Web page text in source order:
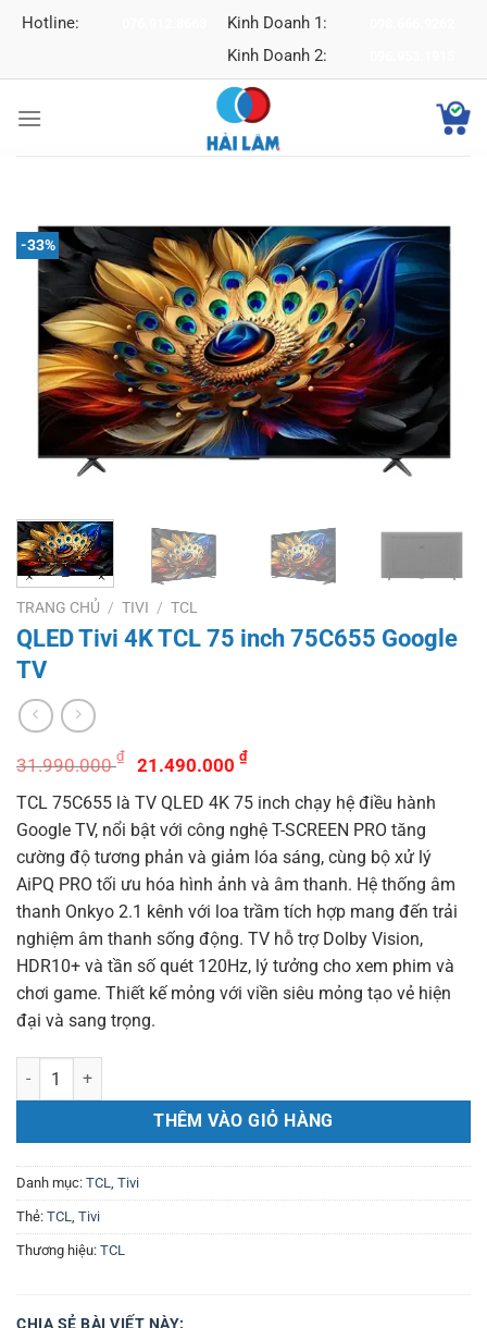
Hotline: Kinh Doanh 1:
Kinh Doanh 2:
-33%
TRANG CHỦ / TIVI / TCL
QLED Tivi 4K TCL 75 inch 75C655 Google
TV
31.990.000₫
Giá
gốc
là:
31.990.000 ₫.
21.490.000₫Giá
hiện
tại
là:
21.490.000 ₫.
TCL 75C655 là TV QLED 4K 75 inch chạy hệ điều hành
Google TV, nổi bật với công nghệ T-SCREEN PRO tăng
cường độ tương phản và giảm lóa sáng, cùng bộ xử lý
AiPQ PRO tối ưu hóa hình ảnh và âm thanh. Hệ thống âm
thanh Onkyo 2.1 kênh với loa trầm tích hợp mang đến trải
nghiệm âm thanh sống động. TV hỗ trợ Dolby Vision,
HDR10+ và tần số quét 120Hz, lý tưởng cho xem phim và
chơi game. Thiết kế mỏng với viền siêu mỏng tạo vẻ hiện
đại và sang trọng.
QLED Tivi 4K TCL 75 inch 75C655 Google TV số lượng
THÊM VÀO GIỎ HÀNG
Danh mục: TCL Tivi
Thẻ: TCL Tivi
Thương hiệu: TCL
CHIA SẺ BÀI VIẾT NÀY: